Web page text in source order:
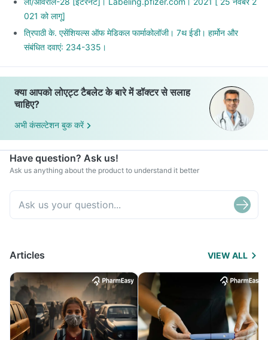
021 को लागू]
त्रिपाठी के. एसेंशियल्स ऑफ मेडिकल फार्माकोलॉजी। 7थ ईडी। हार्मोन और
संबंधित दवाएं: 234-335।
क्या आपको लोएट्ट टैबलेट के बारे में डॉक्टर से सलाह
चाहिए?
अभी कंसल्टेशन बुक करें
Have question? Ask us!
Ask us anything about the product to understand it better
Articles VIEW ALL